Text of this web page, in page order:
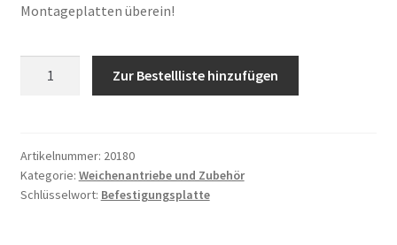
Montageplatten überein!
Anzahl Zur Bestellliste hinzufügen
Artikelnummer: 20180
Kategorie: Weichenantriebe und Zubehör
Schlüsselwort: Befestigungsplatte